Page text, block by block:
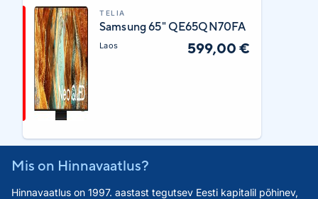
TELIA
Samsung 65" QE65QN70FA
Laos 599,00 €
Mis on Hinnavaatlus?
Hinnavaatlus on 1997. aastast tegutsev Eesti kapitalil põhinev,